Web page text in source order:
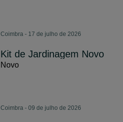
Coimbra - 17 de julho de 2026
Kit de Jardinagem Novo
Novo
Coimbra - 09 de julho de 2026